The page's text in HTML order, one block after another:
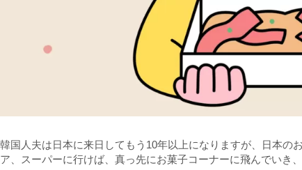
韓国人夫は日本に来日してもう10年以上になりますが、日本の
ア、スーパーに行けば、真っ先にお菓子コーナーに飛んでいき